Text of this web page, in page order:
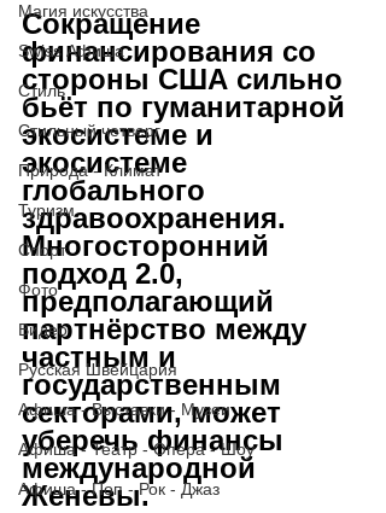
Магия искусства
Swiss Афиша
Стиль
Стильный четверг
Природа - Климат
Туризм
Спорт
Фото
Видео
Русская Швейцария
Афиша - Выставки - Музеи
Афиша - Театр - Опера - Шоу
Афиша - Поп - Рок - Джаз
Сокращение
финансирования со
стороны США сильно
бьёт по гуманитарной
экосистеме и
экосистеме
глобального
здравоохранения.
Многосторонний
подход 2.0,
предполагающий
партнёрство между
частным и
государственным
секторами, может
уберечь финансы
международной
Женевы.